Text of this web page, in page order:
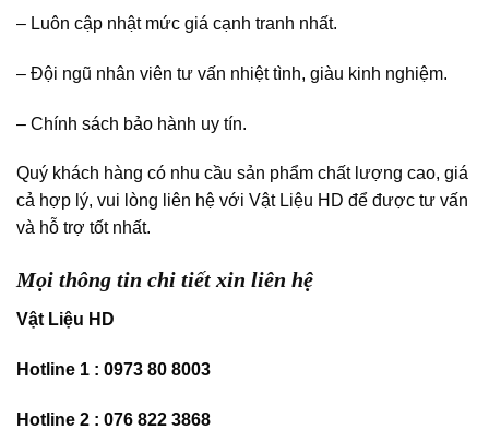
– Luôn cập nhật mức giá cạnh tranh nhất.
– Đội ngũ nhân viên tư vấn nhiệt tình, giàu kinh nghiệm.
– Chính sách bảo hành uy tín.
Quý khách hàng có nhu cầu sản phẩm chất lượng cao, giá
cả hợp lý, vui lòng liên hệ với Vật Liệu HD để được tư vấn
và hỗ trợ tốt nhất.
Mọi thông tin chi tiết xin liên hệ
Vật Liệu HD
Hotline 1 : 0973 80 8003
Hotline 2 : 076 822 3868